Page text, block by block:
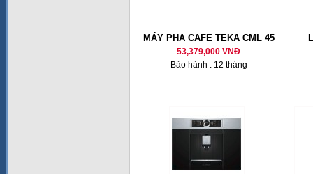
MÁY PHA CAFE TEKA CML 45
53,379,000 VNĐ
Bảo hành : 12 tháng